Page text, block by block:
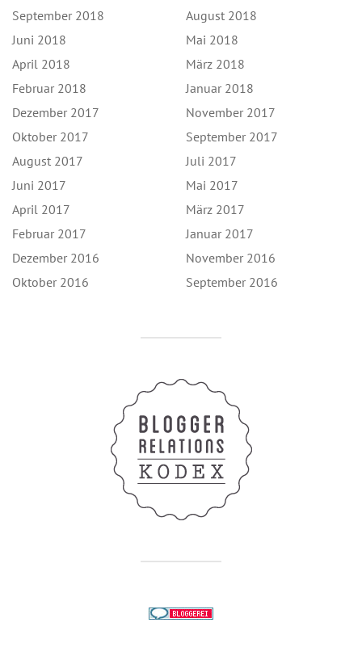
September 2018
August 2018
Juni 2018
Mai 2018
April 2018
März 2018
Februar 2018
Januar 2018
Dezember 2017
November 2017
Oktober 2017
September 2017
August 2017
Juli 2017
Juni 2017
Mai 2017
April 2017
März 2017
Februar 2017
Januar 2017
Dezember 2016
November 2016
Oktober 2016
September 2016